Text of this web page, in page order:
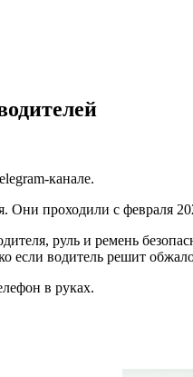
канале.
Они проходили с февраля
руль и ремень
если водитель решит
в руках.